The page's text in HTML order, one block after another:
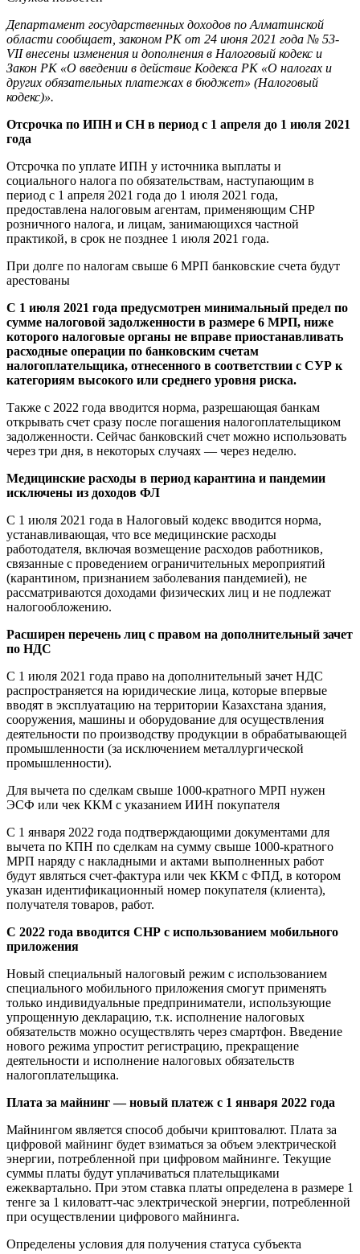
Департамент государственных доходов по Алматинской
области сообщает, законом РК от 24 июня 2021 года № 53-
VII внесены изменения и дополнения в Налоговый кодекс и
Закон РК «О введении в действие Кодекса РК «О налогах и
других обязательных платежах в бюджет» (Налоговый
кодекс)».
Отсрочка по ИПН и СН в период с 1 апреля до 1 июля 2021
года
Отсрочка по уплате ИПН у источника выплаты и
социального налога по обязательствам, наступающим в
период с 1 апреля 2021 года до 1 июля 2021 года,
предоставлена налоговым агентам, применяющим СНР
розничного налога, и лицам, занимающихся частной
практикой, в срок не позднее 1 июля 2021 года.
При долге по налогам свыше 6 МРП банковские счета будут
арестованы
С 1 июля 2021 года предусмотрен минимальный предел по
сумме налоговой задолженности в размере 6 МРП, ниже
которого налоговые органы не вправе приостанавливать
расходные операции по банковским счетам
налогоплательщика, отнесенного в соответствии с СУР к
категориям высокого или среднего уровня риска.
Также с 2022 года вводится норма, разрешающая банкам
открывать счет сразу после погашения налогоплательщиком
задолженности. Сейчас банковский счет можно использовать
через три дня, в некоторых случаях — через неделю.
Медицинские расходы в период карантина и пандемии
исключены из доходов ФЛ
С 1 июля 2021 года в Налоговый кодекс вводится норма,
устанавливающая, что все медицинские расходы
работодателя, включая возмещение расходов работников,
связанные с проведением ограничительных мероприятий
(карантином, признанием заболевания пандемией), не
рассматриваются доходами физических лиц и не подлежат
налогообложению.
Расширен перечень лиц с правом на дополнительный зачет
по НДС
С 1 июля 2021 года право на дополнительный зачет НДС
распространяется на юридические лица, которые впервые
вводят в эксплуатацию на территории Казахстана здания,
сооружения, машины и оборудование для осуществления
деятельности по производству продукции в обрабатывающей
промышленности (за исключением металлургической
промышленности).
Для вычета по сделкам свыше 1000-кратного МРП нужен
ЭСФ или чек ККМ с указанием ИИН покупателя
С 1 января 2022 года подтверждающими документами для
вычета по КПН по сделкам на сумму свыше 1000-кратного
МРП наряду с накладными и актами выполненных работ
будут являться счет-фактура или чек ККМ с ФПД, в котором
указан идентификационный номер покупателя (клиента),
получателя товаров, работ.
С 2022 года вводится СНР с использованием мобильного
приложения
Новый специальный налоговый режим с использованием
специального мобильного приложения смогут применять
только индивидуальные предприниматели, использующие
упрощенную декларацию, т.к. исполнение налоговых
обязательств можно осуществлять через смартфон. Введение
нового режима упростит регистрацию, прекращение
деятельности и исполнение налоговых обязательств
налогоплательщика.
Плата за майнинг — новый платеж с 1 января 2022 года
Майнингом является способ добычи криптовалют. Плата за
цифровой майнинг будет взиматься за объем электрической
энергии, потребленной при цифровом майнинге. Текущие
суммы платы будут уплачиваться плательщиками
ежеквартально. При этом ставка платы определена в размере 1
тенге за 1 киловатт-час электрической энергии, потребленной
при осуществлении цифрового майнинга.
Определены условия для получения статуса субъекта